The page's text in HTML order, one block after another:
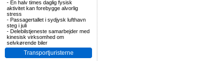
- En halv times daglig fysisk
aktivitet kan forebygge alvorlig
stress
- Passagertallet i sydjysk lufthavn
steg i juli
- Delebilstjeneste samarbejder med
kinesisk virksomhed om
selvkørende biler
Transportjuristerne